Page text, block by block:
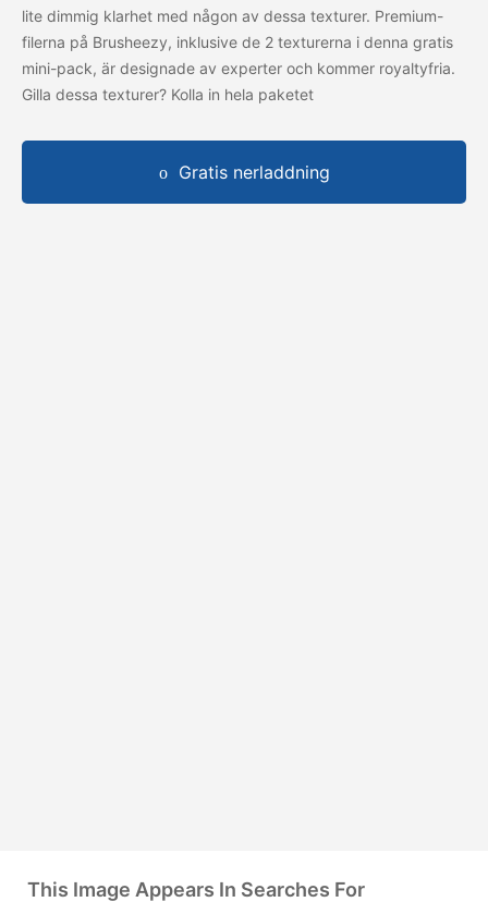
lite dimmig klarhet med någon av dessa texturer. Premium-
filerna på Brusheezy, inklusive de 2 texturerna i denna gratis
mini-pack, är designade av experter och kommer royaltyfria.
Gilla dessa texturer? Kolla in hela paketet
Gratis nerladdning
This Image Appears In Searches For